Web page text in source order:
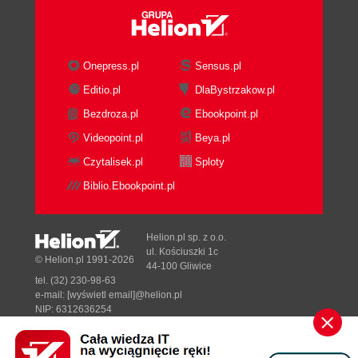
Coming Up
Things to Do
5. Text Strings
Create with str()
Escape with \
Combine by Using +
Duplicate with *
Get a Substring with a Slice
Get Length with len()
Split with split()
Combine by Using join()
Substitute by Using replace()
Strip with strip()
Search and Select
Alignment
Onepress.pl
Sensus.pl
Editio.pl
DlaBystrzakow.pl
Bezdroza.pl
Ebookpoint.pl
Videopoint.pl
Beya.pl
Czytalisek.pl
Sploty
Biblio.Ebookpoint.pl
Designed with ♥ byTonik.pl
© Helion.pl 1991-2026
Helion.pl sp. z o.o.
ul. Kościuszki 1c
44-100 Gliwice
tel. (32) 230-98-63
e-mail: [wyświetl email]@helion.pl
NIP: 6312636254